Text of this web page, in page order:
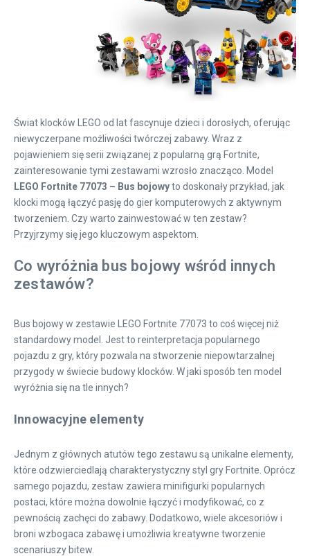
Świat klocków LEGO od lat fascynuje dzieci i dorosłych, oferując
niewyczerpane możliwości twórczej zabawy. Wraz z
pojawieniem się serii związanej z popularną grą Fortnite,
zainteresowanie tymi zestawami wzrosło znacząco. Model
LEGO Fortnite 77073 – Bus bojowyto doskonały przykład, jak
klocki mogą łączyć pasję do gier komputerowych z aktywnym
tworzeniem. Czy warto zainwestować w ten zestaw?
Przyjrzymy się jego kluczowym aspektom.
Co wyróżnia bus bojowy wśród innych
zestawów?
Bus bojowy w zestawie LEGO Fortnite 77073 to coś więcej niż
standardowy model. Jest to reinterpretacja popularnego
pojazdu z gry, który pozwala na stworzenie niepowtarzalnej
przygody w świecie budowy klocków. W jaki sposób ten model
wyróżnia się na tle innych?
Innowacyjne elementy
Jednym z głównych atutów tego zestawu są unikalne elementy,
które odzwierciedlają charakterystyczny styl gry Fortnite. Oprócz
samego pojazdu, zestaw zawiera minifigurki popularnych
postaci, które można dowolnie łączyć i modyfikować, co z
pewnością zachęci do zabawy. Dodatkowo, wiele akcesoriów i
broni wzbogaca zabawę i umożliwia kreatywne tworzenie
scenariuszy bitew.